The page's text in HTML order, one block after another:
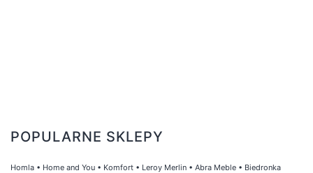
POPULARNE SKLEPY
Homla • Home and You • Komfort • Leroy Merlin • Abra Meble • Biedronka